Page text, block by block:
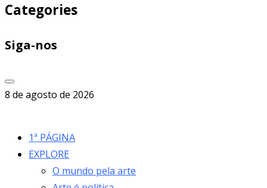
Categories
Siga-nos
8 de agosto de 2026
1ª PÁGINA
EXPLORE
O mundo pela arte